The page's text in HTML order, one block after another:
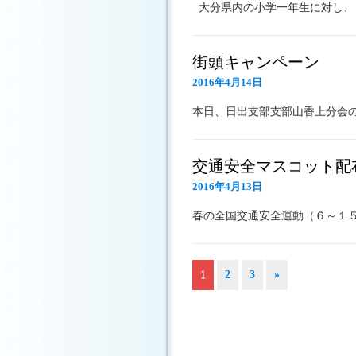
大分県内の小学一年生に対
街頭キャンペーン
2016年4月14日
本日、日出支部支部山香上分会
交通安全マスコット配
2016年4月13日
春の全国交通安全運動（６～１
1 2 3 »